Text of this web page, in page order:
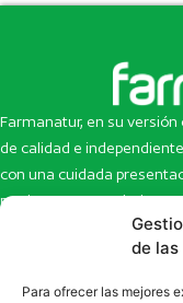
de
Para ofrecer las mejores
Farmanatur, en su
de calidad e
con una cuidada
productos y novedades.
Inicio